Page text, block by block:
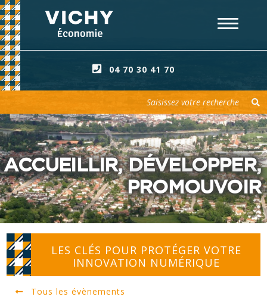
04 70 30 41 70
ACCUEILLIR, DÉVELOPPER,
PROMOUVOIR
LES CLÉS POUR PROTÉGER VOTRE
INNOVATION NUMÉRIQUE
Tous les évènements